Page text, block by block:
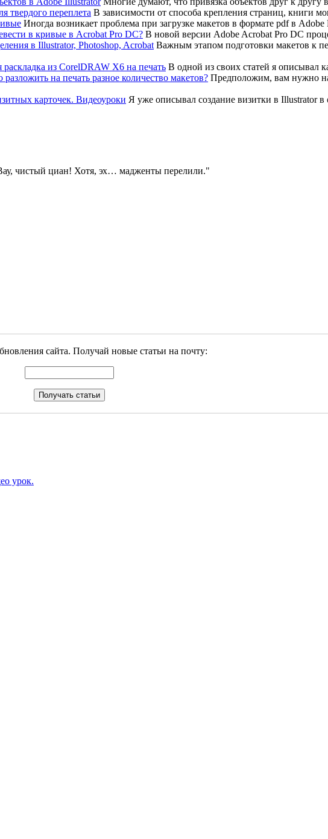
В зависимости от способа крепления страниц, книги
Иногда возникает проблема при загрузке макетов в формате pdf в
В новой версии Adobe Acrobat Pro DC
Важным этапом подготовки макетов к
В одной из своих статей я описывал
Предположим, вам нужно
Я уже описывал создание визитки в Illustrator
чистый циан! Хотя, эх… мадженты перелили.
сайта. Получай новые статьи на почту:
урок.